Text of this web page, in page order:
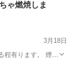
燃焼しま
3月18日
有ります。 煙突